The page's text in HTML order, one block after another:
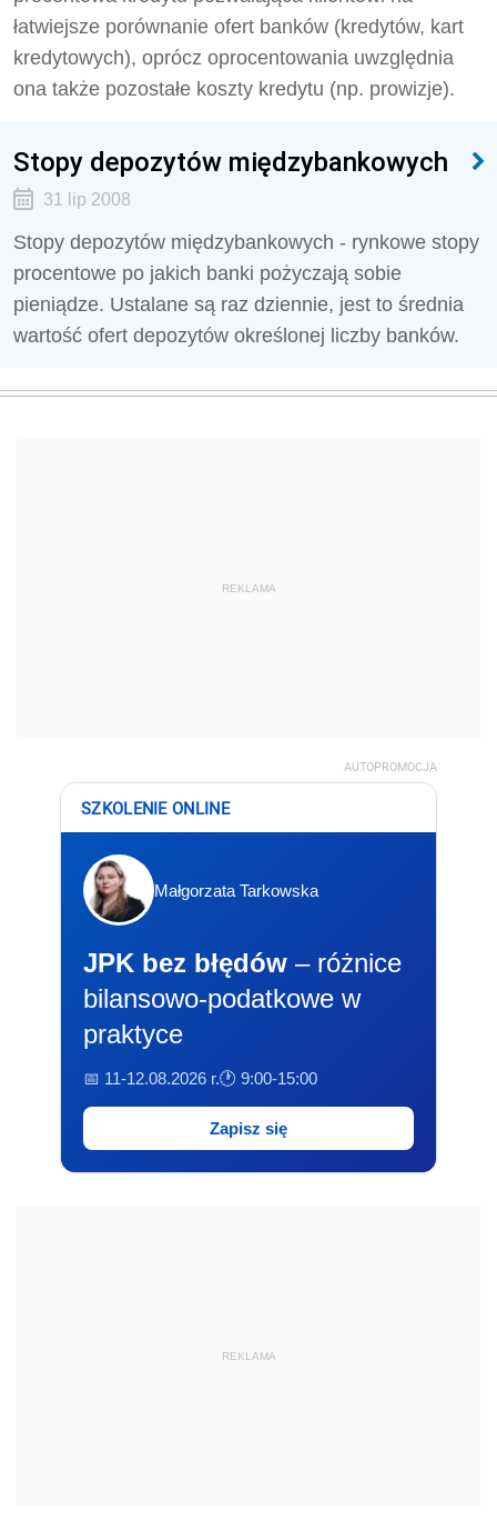
łatwiejsze porównanie ofert banków (kredytów, kart
kredytowych), oprócz oprocentowania uwzględnia
ona także pozostałe koszty kredytu (np. prowizje).
Stopy depozytów międzybankowych
31 lip 2008
Stopy depozytów międzybankowych - rynkowe stopy
procentowe po jakich banki pożyczają sobie
pieniądze. Ustalane są raz dziennie, jest to średnia
wartość ofert depozytów określonej liczby banków.
REKLAMA
AUTOPROMOCJA
SZKOLENIE ONLINE
Małgorzata Tarkowska
JPK bez błędów – różnice
bilansowo-podatkowe w
praktyce
📅 11-12.08.2026 r.🕐 9:00-15:00
Zapisz się
REKLAMA